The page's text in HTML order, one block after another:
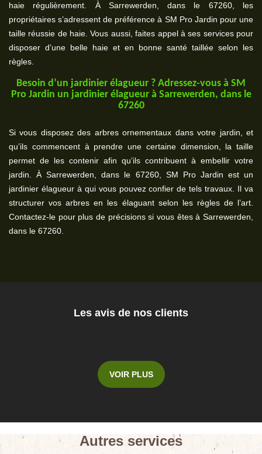
haie régulièrement. À Sarrewerden, dans le 67260, les
propriétaires s’adressent de préférence à SM Pro Jardin pour une
taille réussie de haie. Vous aussi, faites appel à ses services pour
disposer d’une belle haie et en bonne santé taillée selon les
règles.
Besoin d’un jardinier élagueur ? Adressez-vous à SM
Pro Jardin un jardinier élagueur à Sarrewerden, dans le
67260
Si vous disposez des arbres ornementaux dans votre jardin, et
qu’ils commencent à prendre une certaine dimension, la taille
permet de les contenir afin qu’ils contribuent à embellir votre
jardin. À Sarrewerden, dans le 67260, SM Pro Jardin est un
jardinier élagueur à qui vous pouvez confier de tels travaux. Il va
structurer vos arbres en les élaguant selon les règles de l’art.
Contactez-le pour plus de précisions si vous êtes à Sarrewerden,
dans le 67260.
Les avis de nos clients
VOIR PLUS
Autres services